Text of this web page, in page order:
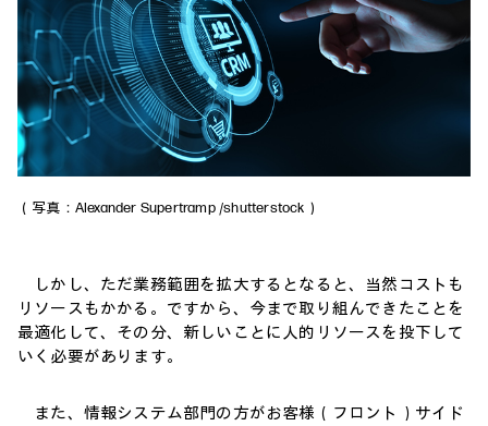
（写真：Alexander Supertramp /shutterstock）
しかし、ただ業務範囲を拡大するとなると、当然コストも
リソースもかかる。ですから、今まで取り組んできたことを
最適化して、その分、新しいことに人的リソースを投下して
いく必要があります。
また、情報システム部門の方がお客様（フロント）サイド